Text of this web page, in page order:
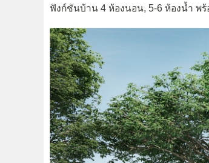
ฟังก์ชันบ้าน 4 ห้องนอน, 5-6 ห้องน้ำ พ